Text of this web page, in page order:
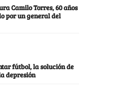
Camilo Torres, 60 años
por un general del
fútbol, la solución de
depresión